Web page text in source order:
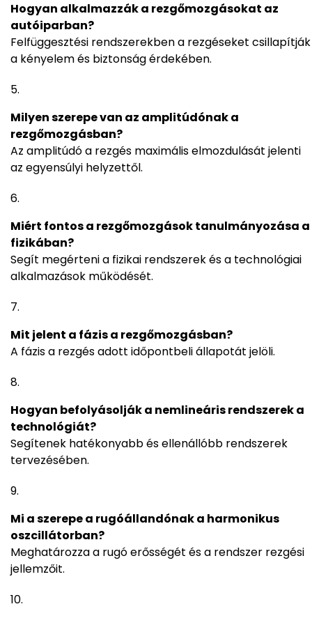
Hogyan alkalmazzák a rezgőmozgásokat az
autóiparban?
Felfüggesztési rendszerekben a rezgéseket csillapítják
a kényelem és biztonság érdekében.
Milyen szerepe van az amplitúdónak a
rezgőmozgásban?
Az amplitúdó a rezgés maximális elmozdulását jelenti
az egyensúlyi helyzettől.
Miért fontos a rezgőmozgások tanulmányozása a
fizikában?
Segít megérteni a fizikai rendszerek és a technológiai
alkalmazások működését.
Mit jelent a fázis a rezgőmozgásban?
A fázis a rezgés adott időpontbeli állapotát jelöli.
Hogyan befolyásolják a nemlineáris rendszerek a
technológiát?
Segítenek hatékonyabb és ellenállóbb rendszerek
tervezésében.
Mi a szerepe a rugóállandónak a harmonikus
oszcillátorban?
Meghatározza a rugó erősségét és a rendszer rezgési
jellemzőit.